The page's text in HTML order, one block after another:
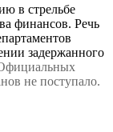
в стрельбе
финансов. Речь
задержанного
не поступало.